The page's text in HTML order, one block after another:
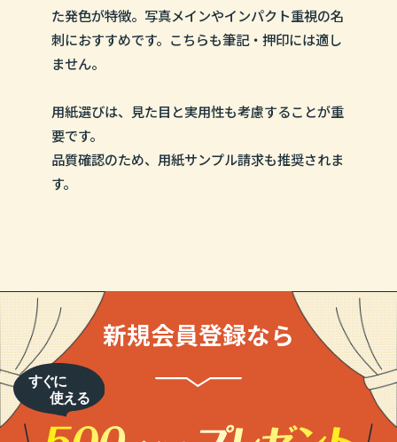
た発色が特徴。写真メインやインパクト重視の名
刺におすすめです。こちらも筆記・押印には適し
ません。
用紙選びは、見た目と実用性も考慮することが重
要です。
品質確認のため、用紙サンプル請求も推奨されま
す。
新規会員登録なら